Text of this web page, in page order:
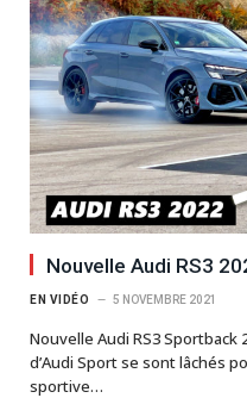
Nouvelle Audi RS3
EN VIDÉO 5 NOVEMBRE 2021
Nouvelle Audi RS3 Sportback
d’Audi Sport se sont lâchés
sportive…